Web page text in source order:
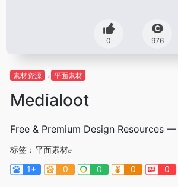
0 976
素材资源 平面素材
Medialoot
Free & Premium Design Resources
标签： 平面素材
1+
0 0 0 0